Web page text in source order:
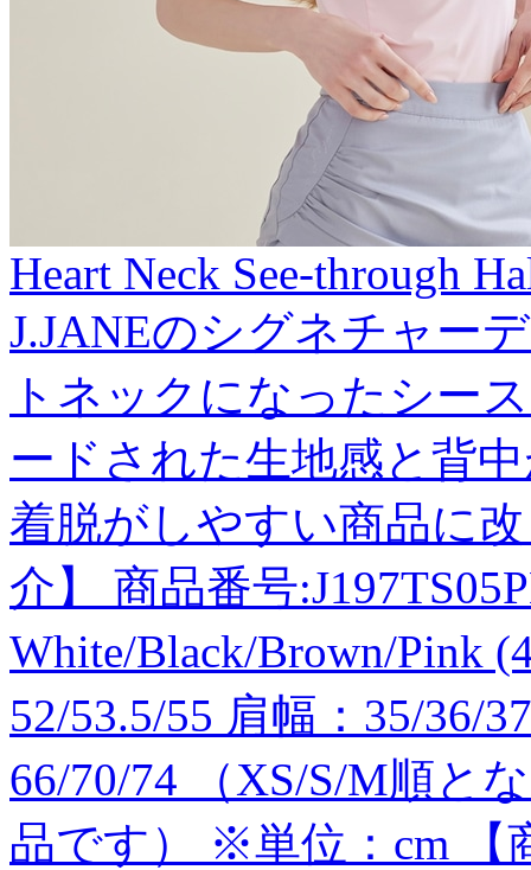
Heart Neck See-through
J.JANEのシグネチャー
トネックになったシー
ードされた生地感と背
着脱がしやすい商品に
介】 商品番号
White/Black/Brown/Pink
52/53.5/55 肩幅：35/36/
66/70/74 （XS/S/M順と
品です） ※単位：cm 【